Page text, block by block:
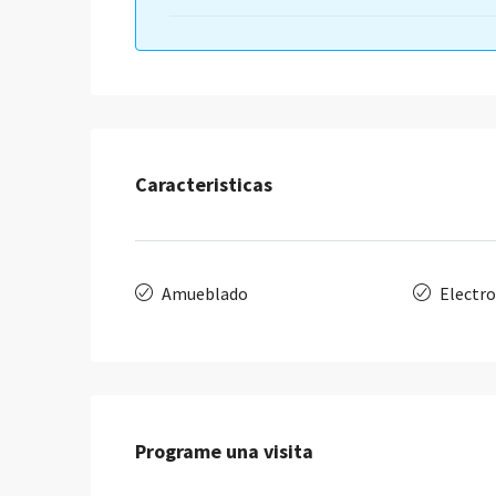
Caracteristicas
Amueblado
Programe una visita